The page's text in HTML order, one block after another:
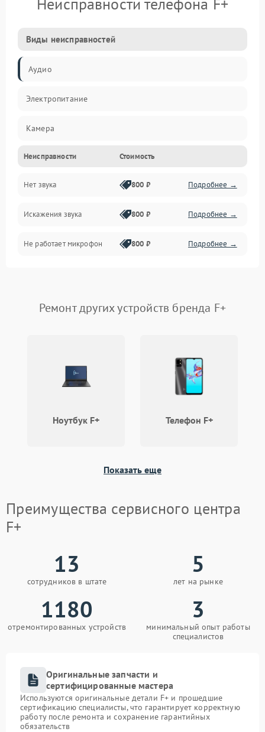
Виды неисправностей
Аудио
Электропитание
Камера
Управление
ПО
Связь
Корпус/Герметичность
Неисправности Стоимость
Нет звука 800 ₽ Подробнее →
Искажения звука 800 ₽ Подробнее →
Не работает микрофон 800 ₽ Подробнее →
Ремонт других устройств бренда F+
Ноутбук F+ Телефон F+
Показать еще
Преимущества сервисного центра
F+
13
сотрудников в штате
5
лет на рынке
1180
отремонтированных устройств
3
минимальный опыт работы
специалистов
Оригинальные запчасти и
сертифицированные мастера
Используются оригинальные детали F+ и прошедшие
сертификацию специалисты, что гарантирует корректную
работу после ремонта и сохранение гарантийных
обязательств